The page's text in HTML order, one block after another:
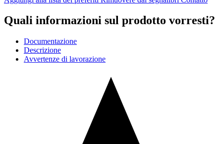
Quali informazioni sul prodotto vorresti?
Documentazione
Descrizione
Avvertenze di lavorazione